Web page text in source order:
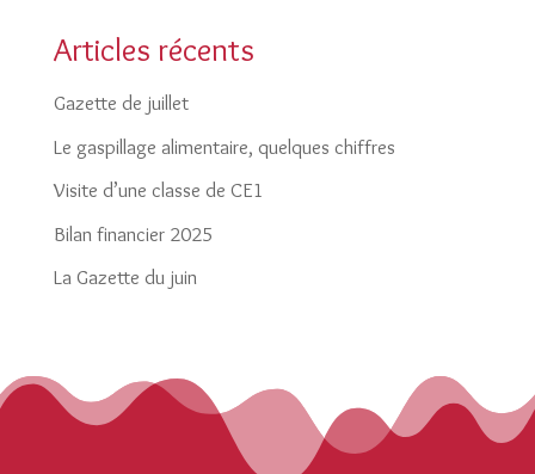
Articles récents
Gazette de juillet
Le gaspillage alimentaire, quelques chiffres
Visite d’une classe de CE1
Bilan financier 2025
La Gazette du juin